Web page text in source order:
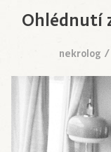
Ohlédnutí
nekrolog /